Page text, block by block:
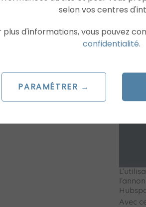
Avec
selon vos centres
plus d'informations, vous pouvez
confidentialité.
PARAMÉTRER →